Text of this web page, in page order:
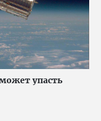
упасть